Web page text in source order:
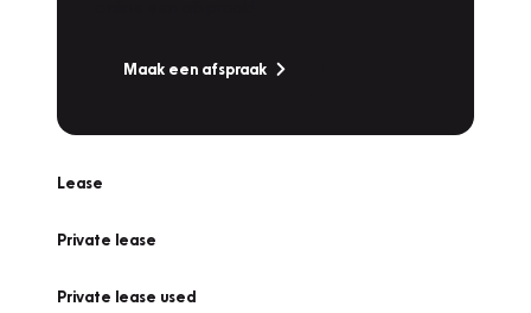
Maak een afspraak
Lease
Private lease
Private lease used